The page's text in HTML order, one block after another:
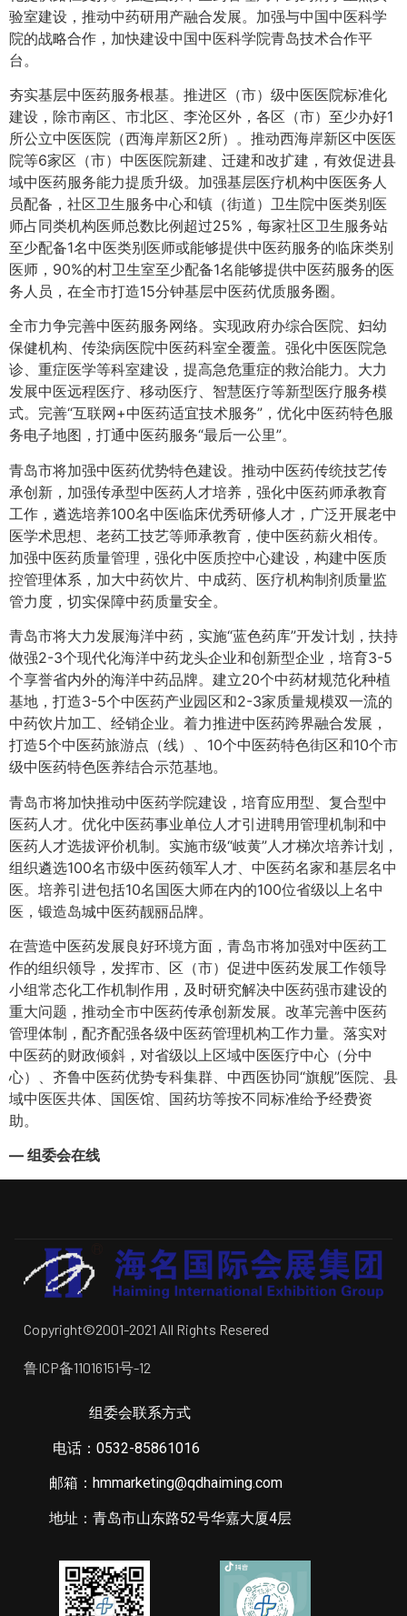
验室建设，推动中药研用产融合发展。加强与中国中医科学
院的战略合作，加快建设中国中医科学院青岛技术合作平
台。
夯实基层中医药服务根基。推进区（市）级中医医院标准化
建设，除市南区、市北区、李沧区外，各区（市）至少办好1
所公立中医医院（西海岸新区2所）。推动西海岸新区中医医
院等6家区（市）中医医院新建、迁建和改扩建，有效促进县
域中医药服务能力提质升级。加强基层医疗机构中医医务人
员配备，社区卫生服务中心和镇（街道）卫生院中医类别医
师占同类机构医师总数比例超过25%，每家社区卫生服务站
至少配备1名中医类别医师或能够提供中医药服务的临床类别
医师，90%的村卫生室至少配备1名能够提供中医药服务的医
务人员，在全市打造15分钟基层中医药优质服务圈。
全市力争完善中医药服务网络。实现政府办综合医院、妇幼
保健机构、传染病医院中医药科室全覆盖。强化中医医院急
诊、重症医学等科室建设，提高急危重症的救治能力。大力
发展中医远程医疗、移动医疗、智慧医疗等新型医疗服务模
式。完善“互联网+中医药适宜技术服务”，优化中医药特色服
务电子地图，打通中医药服务“最后一公里”。
青岛市将加强中医药优势特色建设。推动中医药传统技艺传
承创新，加强传承型中医药人才培养，强化中医药师承教育
工作，遴选培养100名中医临床优秀研修人才，广泛开展老中
医学术思想、老药工技艺等师承教育，使中医药薪火相传。
加强中医药质量管理，强化中医质控中心建设，构建中医质
控管理体系，加大中药饮片、中成药、医疗机构制剂质量监
管力度，切实保障中药质量安全。
青岛市将大力发展海洋中药，实施“蓝色药库”开发计划，扶持
做强2-3个现代化海洋中药龙头企业和创新型企业，培育3-5
个享誉省内外的海洋中药品牌。建立20个中药材规范化种植
基地，打造3-5个中医药产业园区和2-3家质量规模双一流的
中药饮片加工、经销企业。着力推进中医药跨界融合发展，
打造5个中医药旅游点（线）、10个中医药特色街区和10个市
级中医药特色医养结合示范基地。
青岛市将加快推动中医药学院建设，培育应用型、复合型中
医药人才。优化中医药事业单位人才引进聘用管理机制和中
医药人才选拔评价机制。实施市级“岐黄”人才梯次培养计划，
组织遴选100名市级中医药领军人才、中医药名家和基层名中
医。培养引进包括10名国医大师在内的100位省级以上名中
医，锻造岛城中医药靓丽品牌。
在营造中医药发展良好环境方面，青岛市将加强对中医药工
作的组织领导，发挥市、区（市）促进中医药发展工作领导
小组常态化工作机制作用，及时研究解决中医药强市建设的
重大问题，推动全市中医药传承创新发展。改革完善中医药
管理体制，配齐配强各级中医药管理机构工作力量。落实对
中医药的财政倾斜，对省级以上区域中医医疗中心（分中
心）、齐鲁中医药优势专科集群、中西医协同“旗舰”医院、县
域中医医共体、国医馆、国药坊等按不同标准给予经费资
助。
— 组委会在线
Copyright©2001-2021 All Rights Resered
鲁ICP备11016151号-12
组委会联系方式
电话：0532-85861016
邮箱：hmmarketing@qdhaiming.com
地址：青岛市山东路52号华嘉大厦4层